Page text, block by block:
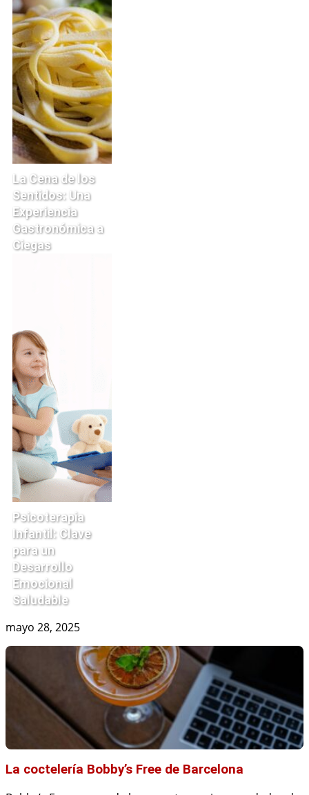
La Cena de los
Sentidos: Una
Experiencia
Gastronómica a
Ciegas
Psicoterapia
Infantil: Clave
para un
Desarrollo
Emocional
Saludable
mayo 28, 2025
La coctelería Bobby’s Free de Barcelona